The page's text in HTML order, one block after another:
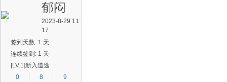
郁闷
2023-8-29 11:
17
签到天数: 1 天
连续签到: 1 天
[LV.1]新入道途
0
8
9